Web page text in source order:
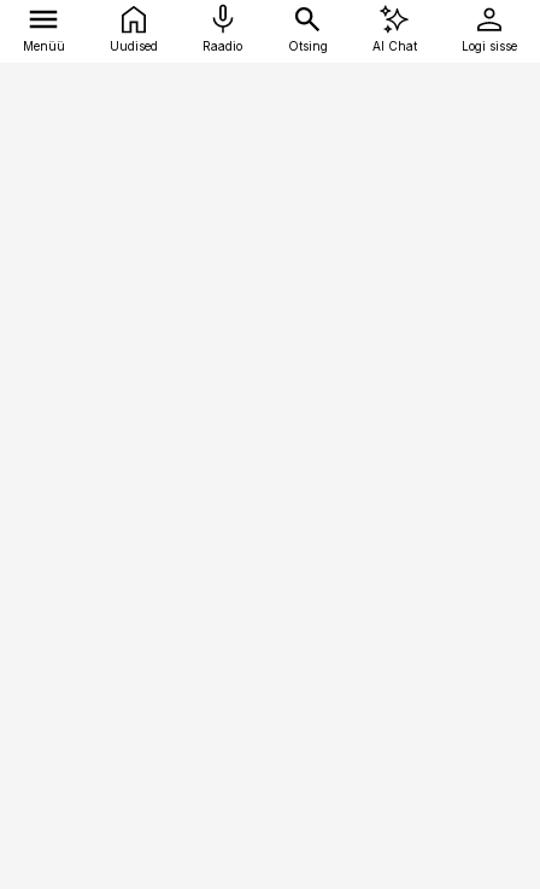
Menüü Uudised Raadio Otsing AI Chat Logi sisse